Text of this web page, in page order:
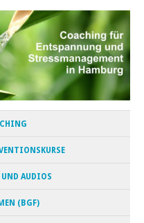
UND AUDIOS
(BGF)